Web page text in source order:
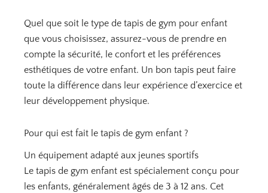
Quel que soit le type de tapis de gym pour enfant
que vous choisissez, assurez-vous de prendre en
compte la sécurité, le confort et les préférences
esthétiques de votre enfant. Un bon tapis peut faire
toute la différence dans leur expérience d’exercice et
leur développement physique.
Pour qui est fait le tapis de gym enfant ?
Un équipement adapté aux jeunes sportifs
Le tapis de gym enfant est spécialement conçu pour
les enfants, généralement âgés de 3 à 12 ans. Cet